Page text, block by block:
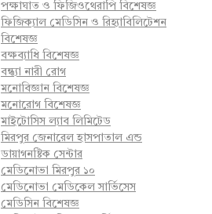
পক্ষাঘাত ও ফিজিওথেরাপি বিশেষজ্ঞ
ফিজিক্যাল মেডিসিন ও রিহ্যাবিলিটেশন
বিশেষজ্ঞ
বক্ষব্যাধি বিশেষজ্ঞ
বন্ধ্যা নারী রোগ
মনোবিজ্ঞান বিশেষজ্ঞ
মনোরোগ বিশেষজ্ঞ
মাইটোসিস ল্যাব লিমিটেড
মিরপুর জেনারেল হাসপাতাল এন্ড
ডায়াগনষ্টিক সেন্টার
মেডিনোভা মিরপুর ১০
মেডিনোভা মেডিকেল সার্ভিসেস
মেডিসিন বিশেষজ্ঞ